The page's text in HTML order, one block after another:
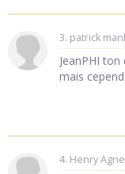
3. patrick
JeanPHI
mais
4. Henry